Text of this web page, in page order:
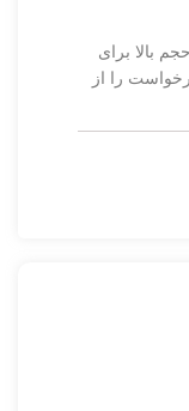
بالا برای
را از